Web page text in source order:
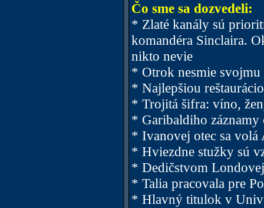
Čo sme sa dozvedeli:
* Zlaté kanály sú
komandéra Sinclaira.
nikto nevie
* Otrok nesmie
* Najlepšiou
* Trojitá šifra: víno,
* Garibaldiho
* Ivanovej otec sa
* Hviezdne stužky sú
* Dedičstvom
* Talia pracovala pre
* Hlavný titulok v